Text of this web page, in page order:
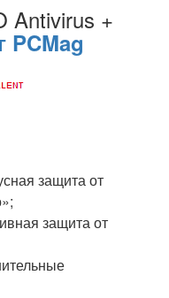
Antivirus +
PCMag
защита от
защита от